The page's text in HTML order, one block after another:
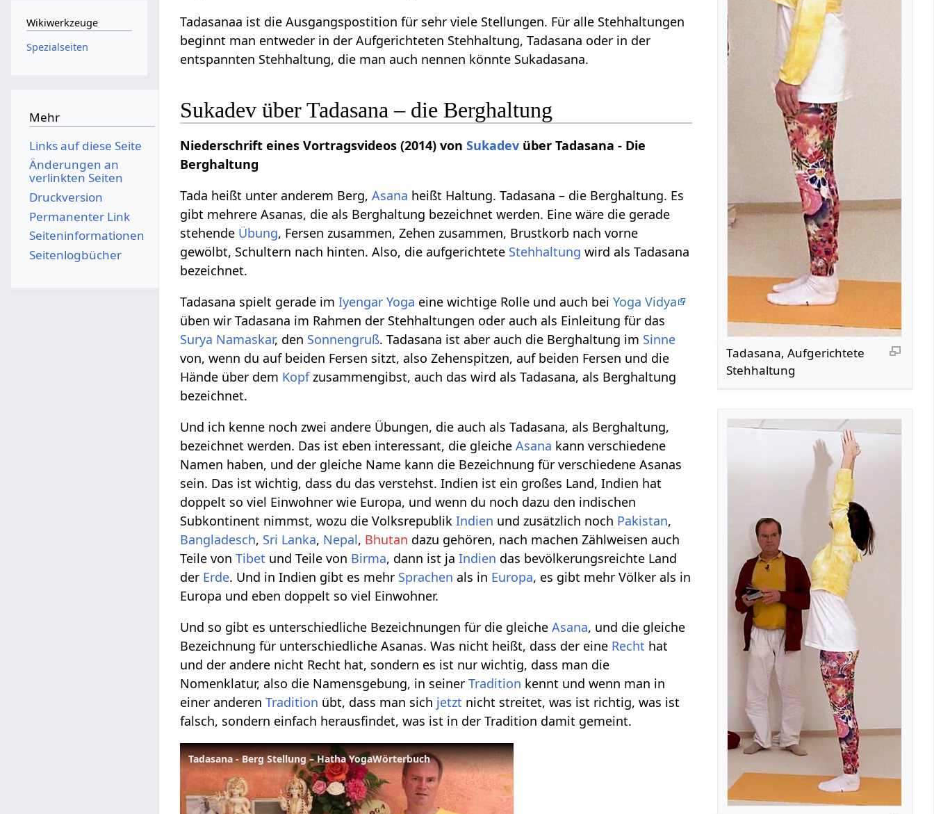
Tadasana, Aufgerichtete
Stehhaltung
Tadasanaa ist die Ausgangspostition für sehr viele Stellungen. Für alle Stehhaltungen
beginnt man entweder in der Aufgerichteten Stehhaltung, Tadasana oder in der
entspannten Stehhaltung, die man auch nennen könnte Sukadasana.
Sukadev über Tadasana – die Berghaltung
Niederschrift eines Vortragsvideos (2014) vonSukadev über Tadasana - Die
Berghaltung
Tada heißt unter anderem Berg,Asana heißt Haltung. Tadasana – die Berghaltung. Es
gibt mehrere Asanas, die als Berghaltung bezeichnet werden. Eine wäre die gerade
stehende Übung, Fersen zusammen, Zehen zusammen, Brustkorb nach vorne
gewölbt, Schultern nach hinten. Also, die aufgerichtete Stehhaltung wird als Tadasana
bezeichnet.
Tadasana spielt gerade imIyengar Yoga eine wichtige Rolle und auch beiYoga Vidya
üben wir Tadasana im Rahmen der Stehhaltungen oder auch als Einleitung für das
Surya Namaskar, den Sonnengruß. Tadasana ist aber auch die Berghaltung im Sinne
von, wenn du auf beiden Fersen sitzt, also Zehenspitzen, auf beiden Fersen und die
Hände über dem Kopfzusammengibst, auch das wird als Tadasana, als Berghaltung
bezeichnet.
Und ich kenne noch zwei andere Übungen, die auch als Tadasana, als Berghaltung,
bezeichnet werden. Das ist eben interessant, die gleicheAsana kann verschiedene
Namen haben, und der gleiche Name kann die Bezeichnung für verschiedene Asanas
sein. Das ist wichtig, dass du das verstehst. Indien ist ein großes Land, Indien hat
doppelt so viel Einwohner wie Europa, und wenn du noch dazu den indischen
Subkontinent nimmst, wozu die VolksrepublikIndien und zusätzlich noch Pakistan,
Bangladesch, Sri Lanka, Nepal, Bhutan dazu gehören, nach machen Zählweisen auch
Teile vonTibet und Teile von Birma, dann ist jaIndien das bevölkerungsreichte Land
der Erde. Und in Indien gibt es mehr Sprachen als in Europa, es gibt mehr Völker als in
Europa und eben doppelt so viel Einwohner.
Und so gibt es unterschiedliche Bezeichnungen für die gleicheAsana, und die gleiche
Bezeichnung für unterschiedliche Asanas. Was nicht heißt, dass der eine Recht hat
und der andere nicht Recht hat, sondern es ist nur wichtig, dass man die
Nomenklatur, also die Namensgebung, in seinerTradition kennt und wenn man in
einer anderenTradition übt, dass man sich jetzt nicht streitet, was ist richtig, was ist
falsch, sondern einfach herausfindet, was ist in der Tradition damit gemeint.
Tadasana - Berg Stellung – Hatha YogaWörterbuch
Wikiwerkzeuge
Spezialseiten
Mehr
Links auf diese Seite
Änderungen an
verlinkten Seiten
Druckversion
Permanenter Link
Seiten­­informationen
Seitenlogbücher